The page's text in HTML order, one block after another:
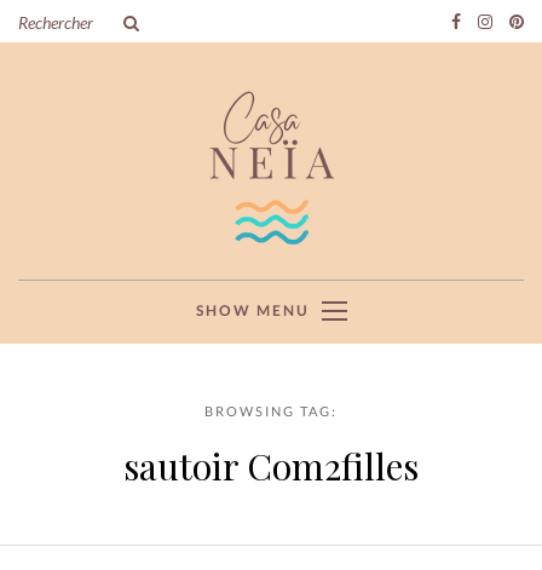
SHOW MENU
BROWSING TAG:
sautoir Com2filles